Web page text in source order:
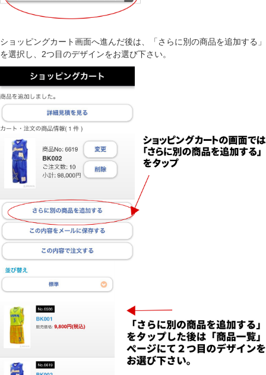
ショッピングカート画面へ進んだ後は、「さらに別の商品を追加する」
を選択し、2つ目のデザインをお選び下さい。